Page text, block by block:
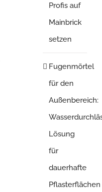
Profis auf
Mainbrick
setzen
Fugenmörtel
für den
Außenbereich:
Lösung
für
dauerhafte
Pflasterflächen